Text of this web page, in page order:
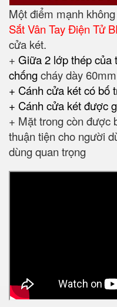
Một điểm mạnh
Sắt Vân Tay Điện Tử
cửa két.
+ Giữa 2 lớp thép của
chốngcháy dày 60mm
+ Cánh cửa két có bố
+ Cánh cửa két được
+ Mặt trong còn được
thuận tiện cho người
dùng quan trọng